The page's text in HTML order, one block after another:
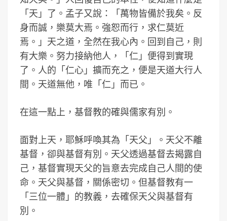
「天」了。孟子又說：「萬物皆備於我矣。反
身而誠，樂莫大焉。強恕而行，求仁莫近
焉。」天之道，全然在我心內。回到自己，則
有大樂。努力接納他人，「仁」便得到實現
了。人的「仁心」擴而充之，便是天道大行人
間。天道無他，唯「仁」而已。
在這一點上，基督教的確與儒家有別。
面對上天，耶穌呼喚其為「天父」。天父不離
基督，卻與基督有別。天父透過基督去揭露自
己，基督實現天父的旨意去完成自己人間的使
命。天父與基督，關係密切。但基督教有一
「三位一體」的教義，去確保天父與基督有
別。